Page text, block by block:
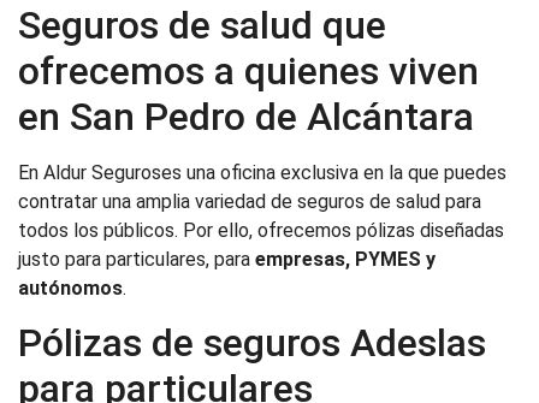
Seguros de salud que
ofrecemos a quienes viven
en San Pedro de Alcántara
En Aldur Seguroses una oficina exclusiva en la que puedes
contratar una amplia variedad de seguros de salud para
todos los públicos. Por ello, ofrecemos pólizas diseñadas
justo para particulares, para empresas, PYMES y
autónomos.
Pólizas de seguros Adeslas
para particulares